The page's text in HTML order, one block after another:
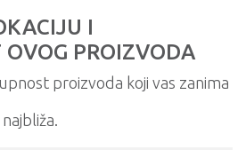
I
OVOG PROIZVODA
proizvoda koji vas zanima